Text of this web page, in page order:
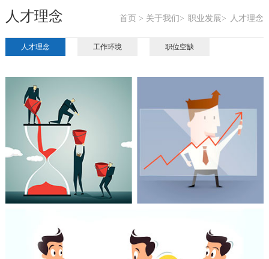
人才理念 首页 > 关于我们> 职业发展> 人才理念
人才理念 工作环境 职位空缺